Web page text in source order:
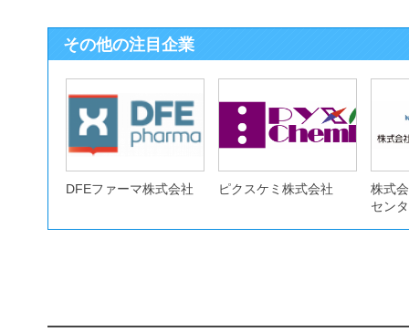
その他の注目企業
DFEファーマ株式会社 ピクスケミ株式会社
株式
セン